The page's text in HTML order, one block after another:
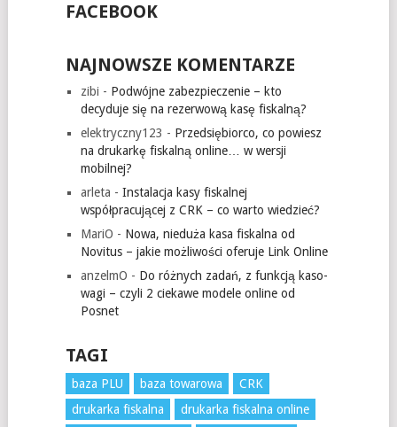
FACEBOOK
NAJNOWSZE KOMENTARZE
zibi - Podwójne zabezpieczenie – kto
decyduje się na rezerwową kasę fiskalną?
elektryczny123 - Przedsiębiorco, co powiesz
na drukarkę fiskalną online… w wersji
mobilnej?
arleta - Instalacja kasy fiskalnej
współpracującej z CRK – co warto wiedzieć?
MariO - Nowa, nieduża kasa fiskalna od
Novitus – jakie możliwości oferuje Link Online
anzelmO - Do różnych zadań, z funkcją kaso-
wagi – czyli 2 ciekawe modele online od
Posnet
TAGI
baza PLU baza towarowa
CRK
drukarka fiskalna
drukarka fiskalna online